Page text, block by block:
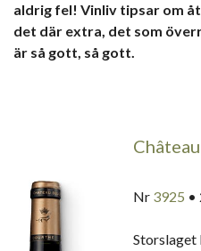
aldrig fel! Vinliv tipsar om
det där extra, det som
är så gott, så gott.
Nr 3925 •
Storslaget